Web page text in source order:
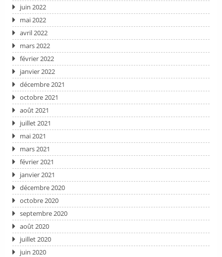
juin 2022
mai 2022
avril 2022
mars 2022
février 2022
janvier 2022
décembre 2021
octobre 2021
août 2021
juillet 2021
mai 2021
mars 2021
février 2021
janvier 2021
décembre 2020
octobre 2020
septembre 2020
août 2020
juillet 2020
juin 2020